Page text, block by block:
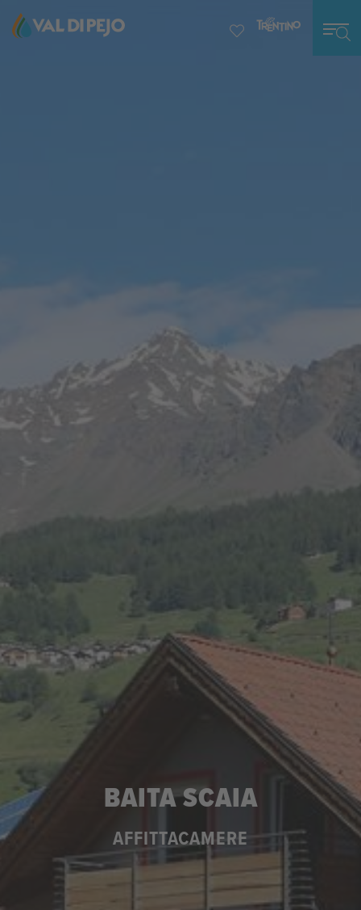
BAITA SCAIA
AFFITTACAMERE